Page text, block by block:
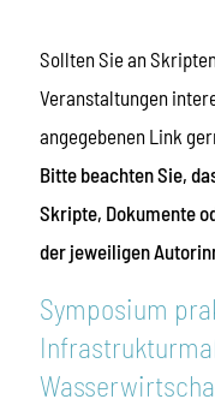
Sollten Sie an
Veranstaltungen
angegebenen Link
Bitte beachten Sie,
Skripte, Dokumente
der jeweiligen
Symposium